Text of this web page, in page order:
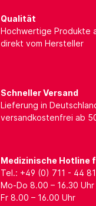
Qualität
Hochwertige Produkte
direkt vom Hersteller
Schneller Versand
Lieferung in
versandkostenfrei ab
Medizinische Hotline
Tel.: +49 (0) 711 - 44
Mo-Do 8.00 – 16.30 Uhr
Fr 8.00 – 16.00 Uhr